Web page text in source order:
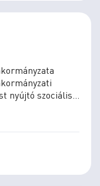
nyújtó szociális
szóló
módosításáról